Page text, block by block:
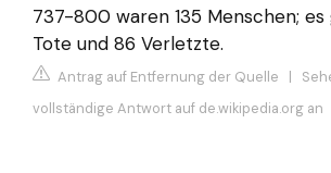
737-800 waren 135 Menschen; es
Tote und 86 Verletzte.
Antrag auf Entfernung der Quelle |
vollständige Antwort auf de.wikipedia.org an